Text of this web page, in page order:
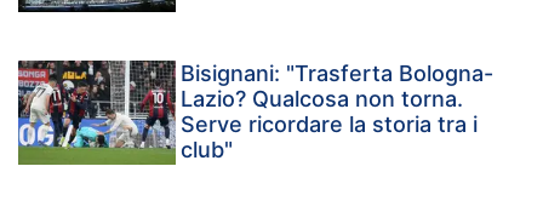
Bisignani: "Trasferta Bologna-
Lazio? Qualcosa non torna.
Serve ricordare la storia tra i
club"